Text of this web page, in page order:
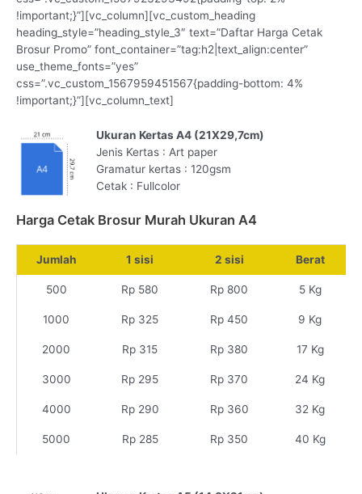
!important;}”][vc_column][vc_custom_heading
heading_style=”heading_style_3″ text=”Daftar Harga Cetak
Brosur Promo” font_container=”tag:h2|text_align:center”
use_theme_fonts=”yes”
css=”.vc_custom_1567959451567{padding-bottom: 4%
!important;}”][vc_column_text]
Ukuran Kertas A4 (21X29,7cm)
Jenis Kertas : Art paper
Gramatur kertas : 120gsm
Cetak : Fullcolor
Harga Cetak Brosur Murah Ukuran A4
Jumlah 1 sisi 2 sisi Berat
500 Rp 580 Rp 800 5 Kg
1000 Rp 325 Rp 450 9 Kg
2000 Rp 315 Rp 380 17 Kg
3000 Rp 295 Rp 370 24 Kg
4000 Rp 290 Rp 360 32 Kg
5000 Rp 285 Rp 350 40 Kg